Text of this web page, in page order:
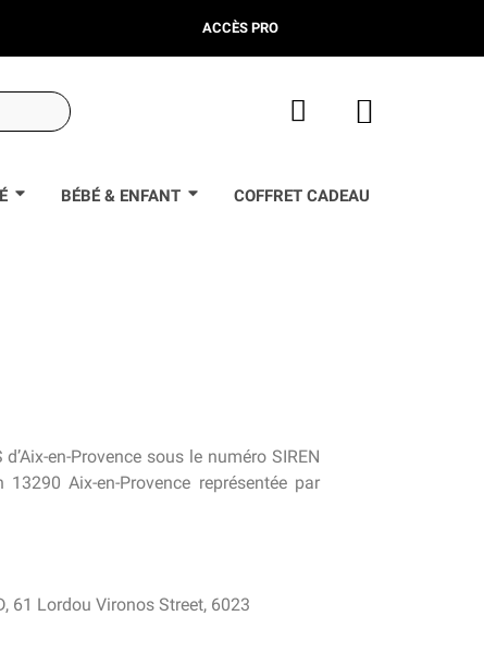
ACCÈS PRO
BÉBÉ & ENFANT COFFRET CADEAU
en-Provence sous le numéro SIREN
Aix-en-Provence représentée par
61 Lordou Vironos Street, 6023